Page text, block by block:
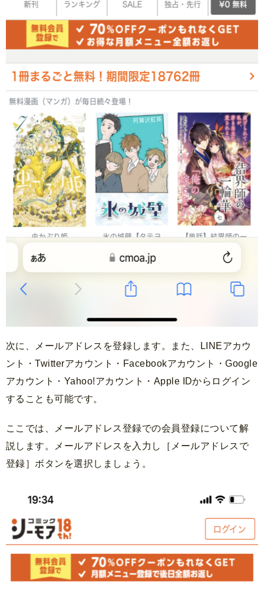
次に、メールアドレスを登録します。また、LINEアカウ
ント・Twitterアカウント・Facebookアカウント・Google
アカウント・Yahoo!アカウント・Apple IDからログイン
することも可能です。
ここでは、メールアドレス登録での会員登録について解
説します。メールアドレスを入力し［メールアドレスで
登録］ボタンを選択しましょう。